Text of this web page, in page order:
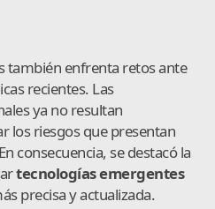
también enfrenta retos ante
recientes. Las
ya no resultan
los riesgos que presentan
consecuencia, se destacó la
tecnologías emergentes
precisa y actualizada.